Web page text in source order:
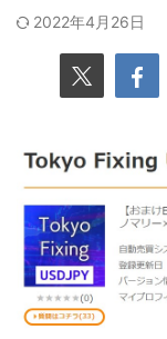
2022年4月26日